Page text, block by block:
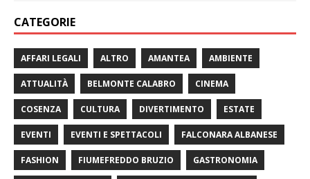
CATEGORIE
AFFARI LEGALI ALTRO AMANTEA AMBIENTE
ATTUALITÀ BELMONTE CALABRO CINEMA
COSENZA CULTURA DIVERTIMENTO ESTATE
EVENTI EVENTI E SPETTACOLI FALCONARA ALBANESE
FASHION FIUMEFREDDO BRUZIO GASTRONOMIA